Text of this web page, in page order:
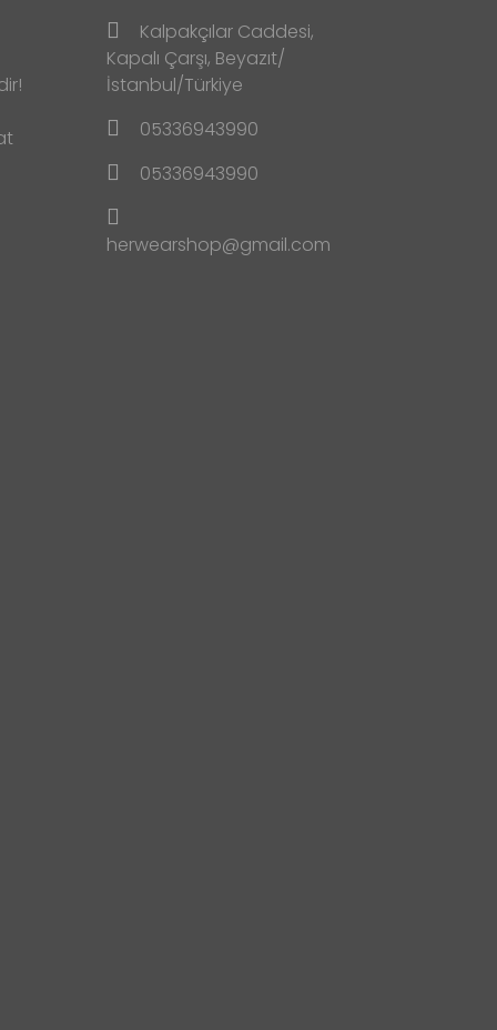
Kalpakçılar Caddesi,
Kapalı Çarşı, Beyazıt/
İstanbul/Türkiye
05336943990
05336943990
herwearshop@gmail.com